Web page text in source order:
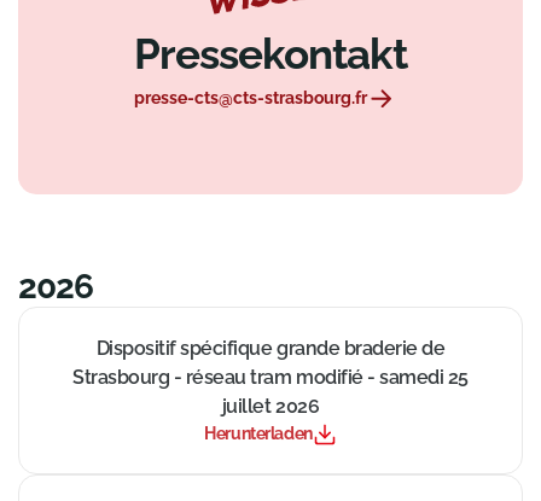
Pressekontakt
presse-cts@cts-strasbourg.fr
2026
Dispositif spécifique grande braderie de
Strasbourg - réseau tram modifié - samedi 25
juillet 2026
Herunterladen
((Neues Fenster))